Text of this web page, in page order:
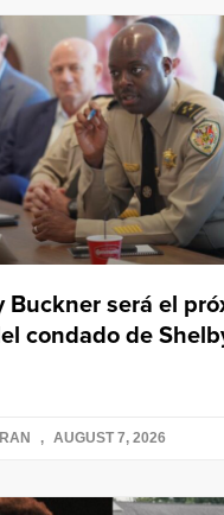
será el
condado de
AUGUST 7, 2026